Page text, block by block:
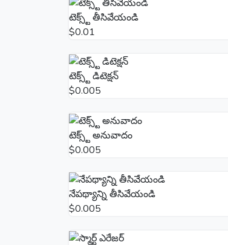
టెక్స్ట్ తీసివేయండి
$0.01
టెక్స్ట్ డిటెక్షన్
$0.005
టెక్స్ట్ అనువాదం
$0.005
నేపథ్యాన్ని తీసివేయండి
$0.005